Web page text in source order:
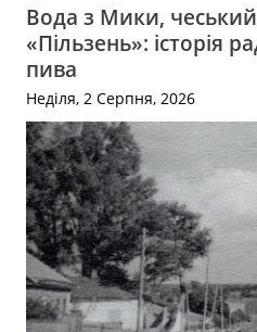
Вода з Мики, чеський
«Пільзень»: історія
пива
Неділя, 2 Серпня, 2026